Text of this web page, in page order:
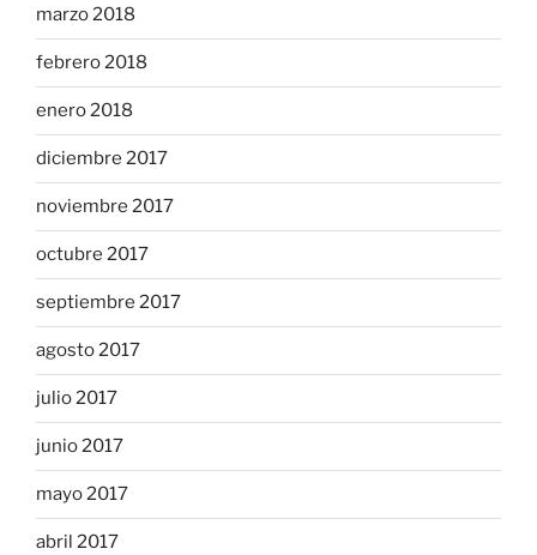
marzo 2018
febrero 2018
enero 2018
diciembre 2017
noviembre 2017
octubre 2017
septiembre 2017
agosto 2017
julio 2017
junio 2017
mayo 2017
abril 2017